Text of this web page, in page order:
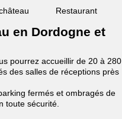
Restaurant
en Dordogne et
pourrez accueillir de 20 à 280
des salles de réceptions près
fermés et ombragés de
toute sécurité.